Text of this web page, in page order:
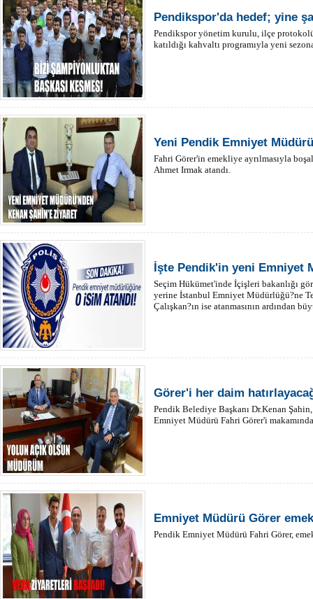
Pendikspor'da hedef; yine
Pendikspor yönetim kurulu, ilçe
katıldığı kahvaltı programıyla yeni
Yeni Pendik Emniyet
Fahri Görer'in emekliye ayrılmasıyla
Ahmet Irmak atandı.
İşte Pendik'in yeni Emniyet
Seçim Hükümet'inde İçişleri bakanlığı
yerine İstanbul Emniyet Müdürlüğü?ne
Çalışkan?ın ise atanmasının ardından
Görer'i her daim
Pendik Belediye Başkanı Dr.Kenan
Emniyet Müdürü Fahri Görer'i
Emniyet Müdürü Görer
Pendik Emniyet Müdürü Fahri Görer,